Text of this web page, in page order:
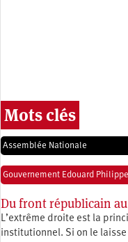
Mots clés
Assemblée Nationale
Gouvernement Edouard Philippe
Du front républicain
L’extrême droite est la
institutionnel. Si on le